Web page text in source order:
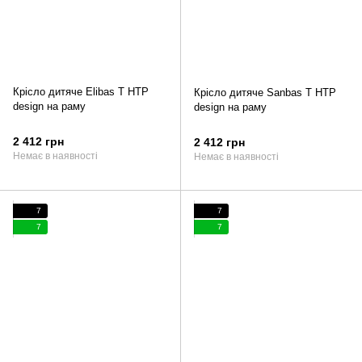
Крiсло дитяче Elibas T HTP
design на раму
2 412 грн
Немає в наявності
Крiсло дитяче Sanbas T HTP
design на раму
2 412 грн
Немає в наявності
7
7
7
7